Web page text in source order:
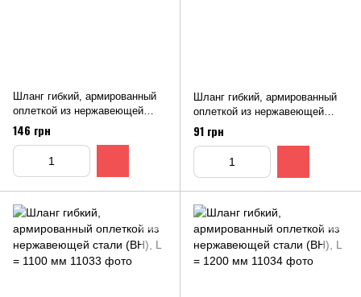
Шланг гибкий, армированный
оплеткой из нержавеющей
стали (ВН), L = 900 мм
146 грн
Шланг гибкий, армированный
оплеткой из нержавеющей
стали (ВН), L = 1000 мм
91 грн